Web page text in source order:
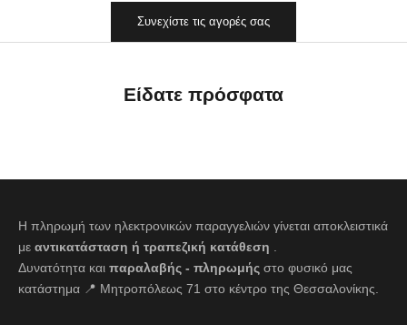
Συνεχίστε τις αγορές σας
Είδατε πρόσφατα
Η πληρωμή των ηλεκτρονικών παραγγελιών γίνεται αποκλειστικά
με αντικατάσταση ή τραπεζική κατάθεση
Δυνατότητα και παραλαβής - πληρωμής στο φυσικό μας
κατάστημα 📍 Μητροπόλεως 71 στο κέντρο της Θεσσαλονίκης.